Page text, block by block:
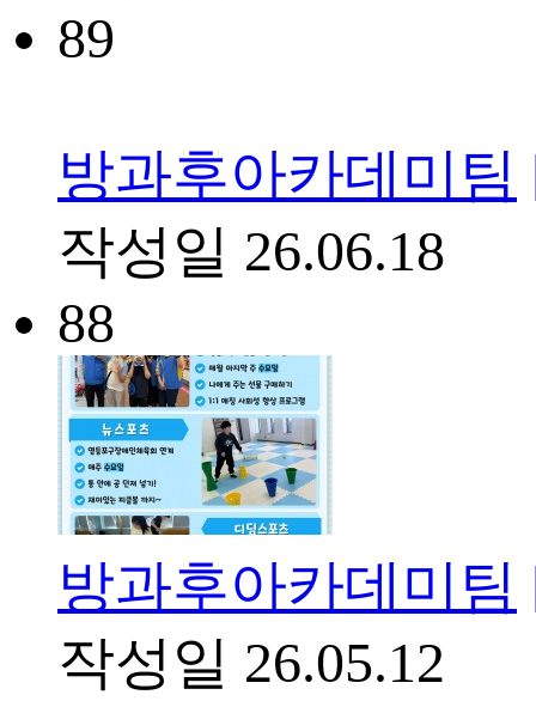
89
방과후아카데미팀
작성일 26.06.18
88
방과후아카데미팀
작성일 26.05.12